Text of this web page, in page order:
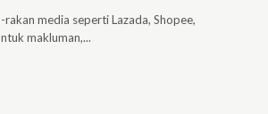
media seperti Lazada, Shopee,
Shop, Senheng dan lain-lain dengan harga jualan iaitu RM1,099. Untuk makluman,...